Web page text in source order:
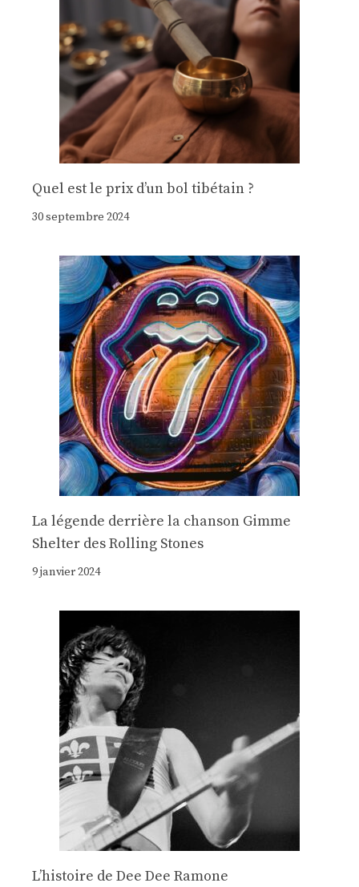
Quel est le prix d’un bol tibétain ?
30 septembre 2024
La légende derrière la chanson Gimme
Shelter des Rolling Stones
9 janvier 2024
Lʼhistoire de Dee Dee Ramone